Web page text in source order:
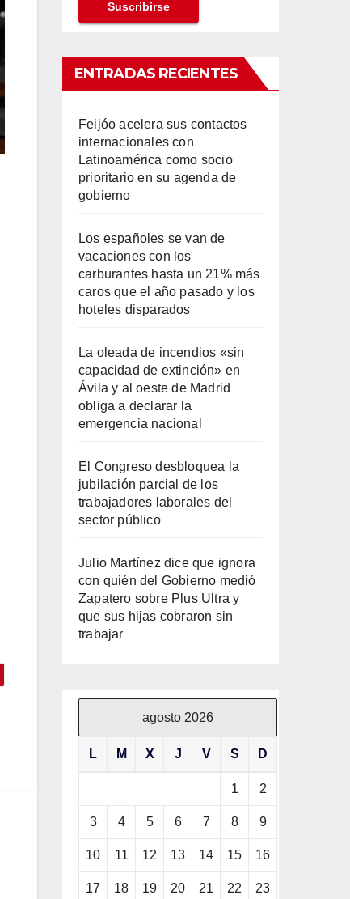
ENTRADAS RECIENTES
Feijóo acelera sus contactos
internacionales con
Latinoamérica como socio
prioritario en su agenda de
gobierno
Los españoles se van de
vacaciones con los
carburantes hasta un 21% más
caros que el año pasado y los
hoteles disparados
La oleada de incendios «sin
capacidad de extinción» en
Ávila y al oeste de Madrid
obliga a declarar la
emergencia nacional
El Congreso desbloquea la
jubilación parcial de los
trabajadores laborales del
sector público
Julio Martínez dice que ignora
con quién del Gobierno medió
Zapatero sobre Plus Ultra y
que sus hijas cobraron sin
trabajar
agosto 2026
L M X J V S D
1 2
3 4 5 6 7 8 9
10 11 12 13 14 15 16
17 18 19 20 21 22 23